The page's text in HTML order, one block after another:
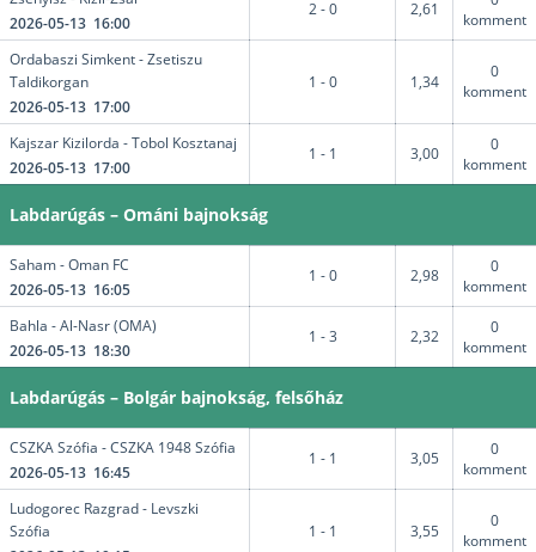
2026-05-13 16:00
2 - 0 2,61
komment
Ordabaszi Simkent - Zsetiszu
Taldikorgan
2026-05-13 17:00
1 - 0 1,34
0
komment
Kajszar Kizilorda - Tobol Kosztanaj
2026-05-13 17:00
1 - 1 3,00
0
komment
Labdarúgás – Ománi bajnokság
Saham - Oman FC
2026-05-13 16:05
1 - 0 2,98
0
komment
Bahla - Al-Nasr (OMA)
2026-05-13 18:30
1 - 3 2,32
0
komment
Labdarúgás – Bolgár bajnokság, felsőház
CSZKA Szófia - CSZKA 1948 Szófia
2026-05-13 16:45
1 - 1 3,05
0
komment
Ludogorec Razgrad - Levszki
Szófia
1 - 1 3,55
0
komment